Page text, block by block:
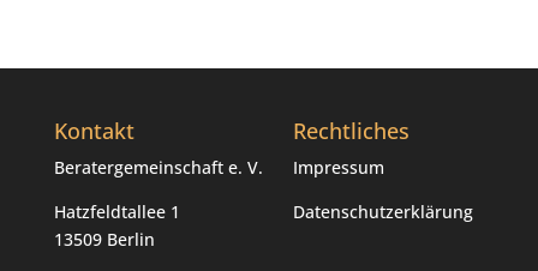
Kontakt
Beratergemeinschaft e. V.
Hatzfeldtallee 1
13509 Berlin
Rechtliches
Impressum
Datenschutzerklärung